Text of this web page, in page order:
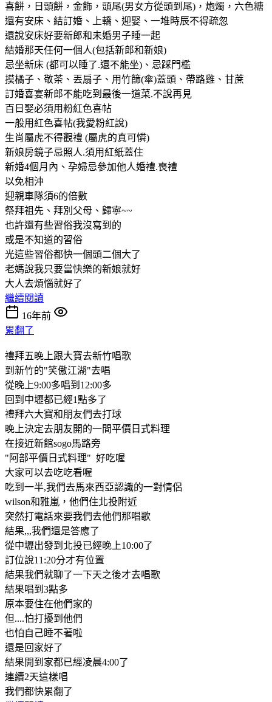
喜餅，日頭餅，金飾，頭尾(男女方從頭到尾)，炮燭，六色糖
還有安床、結訂婚、上轎、迎娶、一堆時辰不得疏忽
還說安床好要新郎和未婚男子睡一起
結婚那天任何一個人(包括新郎和新娘)
忌坐新床 (都可以睡了.還不能坐)、忌踩門檻
摸橘子、敬茶、丟扇子、用竹篩(傘)蓋頭、帶路雞、甘蔗
訂婚喜宴新郎不能吃到最後一道菜.不說再見
百日娶必須用粉紅色喜帖
一般用紅色喜帖(我愛粉紅說)
生肖屬虎不得觀禮 (屬虎的真可憐)
新娘房鏡子忌照人.須用紅紙蓋住
新婚4個月內、孕婦忌參加他人婚禮.喪禮
以免相沖
迎親車隊須6的倍數
祭拜祖先、拜別父母、歸寧~~
也許還有些習俗我沒寫到的
或是不知道的習俗
光這些習俗都快一個頭二個大了
老媽說我只要當快樂的新娘就好
大人去煩惱就好了
繼續閱讀
16年前
累翻了
禮拜五晚上跟大寶去新竹唱歌
到新竹的"笑傲江湖"去唱
從晚上9:00多唱到12:00多
回到中壢都已經1點多了
禮拜六大寶和朋友們去打球
晚上決定去朋友開的一間平價日式料理
在接近新館sogo馬路旁
"阿部平價日式料理" 好吃喔
大家可以去吃吃看喔
吃到一半,我們去馬來西亞認識的一對情侶
wilson和雅嵐，他們住北投附近
突然打電話來要我們去他們那唱歌
結果,,,我們還是答應了
從中壢出發到北投已經晚上10:00了
訂位說11:20分才有位置
結果我們就聊了一下天之後才去唱歌
結果唱到3點多
原本要住在他們家的
但....怕打擾到他們
也怕自己睡不著啦
還是回家好了
結果開到家都已經凌晨4:00了
連續2天這樣唱
我們都快累翻了